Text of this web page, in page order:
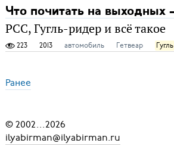
Что почитать на выходных
РСС, Гугль-ридер и всё такое
223 2013 автомобиль Гетвеар Гугль
Ранее
© 2002...2026
ilyabirman@ilyabirman.ru